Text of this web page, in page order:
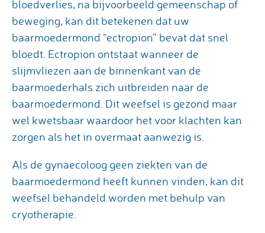
bloedverlies, na bijvoorbeeld gemeenschap of
beweging, kan dit betekenen dat uw
baarmoedermond “ectropion” bevat dat snel
bloedt. Ectropion ontstaat wanneer de
slijmvliezen aan de binnenkant van de
baarmoederhals zich uitbreiden naar de
baarmoedermond. Dit weefsel is gezond maar
wel kwetsbaar waardoor het voor klachten kan
zorgen als het in overmaat aanwezig is.
Als de gynaecoloog geen ziekten van de
baarmoedermond heeft kunnen vinden, kan dit
weefsel behandeld worden met behulp van
cryotherapie.